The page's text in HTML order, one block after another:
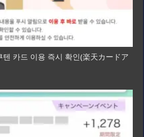
텐 카드 이용 즉시 확인(楽天カードア